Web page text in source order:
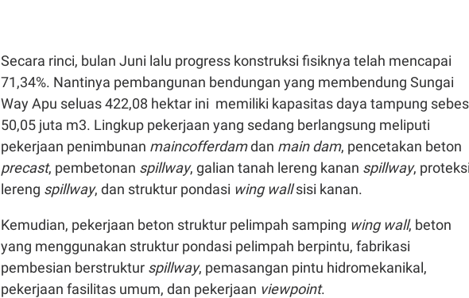
Secara rinci, bulan Juni lalu progress konstruksi fisiknya telah mencapai
71,34%. Nantinya pembangunan bendungan yang membendung Sungai
Way Apu seluas 422,08 hektar ini memiliki kapasitas daya tampung
50,05 juta m3. Lingkup pekerjaan yang sedang berlangsung meliputi
pekerjaan penimbunan maincofferdamdan main dam, pencetakan beton
precast, pembetonan spillway, galian tanah lereng kanan spillway, proteksi
lereng spillway, dan struktur pondasi wing wallsisi kanan.
Kemudian, pekerjaan beton struktur pelimpah samping wing wall, beton
yang menggunakan struktur pondasi pelimpah berpintu, fabrikasi
pembesian berstruktur spillway, pemasangan pintu hidromekanikal,
pekerjaan fasilitas umum, dan pekerjaan viewpoint.